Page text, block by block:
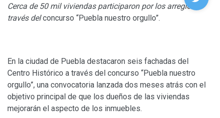
Cerca de 50 mil viviendas participaron por los arreglos, a
través delconcurso “Puebla nuestro orgullo”.
En la ciudad de Puebla destacaron seis fachadas del
Centro Histórico a través del concurso “Puebla nuestro
orgullo”, una convocatoria lanzada dos meses atrás con el
objetivo principal de que los dueños de las viviendas
mejorarán el aspecto de los inmuebles.